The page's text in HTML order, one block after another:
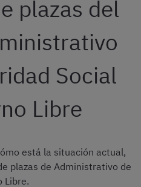
plazas del
Social
Libre
está la situación actual,
plazas de Administrativo de
Libre.